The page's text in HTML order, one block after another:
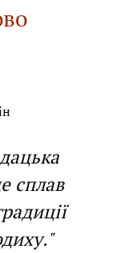
сплав